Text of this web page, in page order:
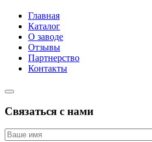
Главная
Каталог
О заводе
Отзывы
Партнерство
Контакты
Связаться с нами